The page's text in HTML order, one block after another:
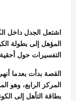
اشتعل الجدل داخل
المؤهل إلى بطولة
التفسيرات حول
المركز الرابع، وهو
بطاقة التأهل إلى